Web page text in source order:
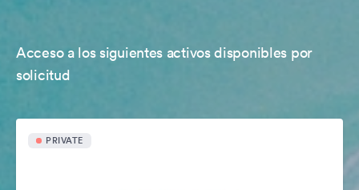
Acceso a los siguientes activos disponibles por
solicitud
PRIVATE